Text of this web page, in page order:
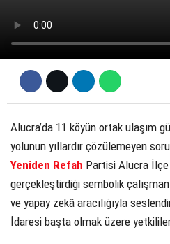
Alucra’da 11 köyün ortak ulaşım
yolunun yıllardır çözülemeyen
Yeniden Refah Partisi Alucra İlçe
gerçekleştirdiği sembolik
ve yapay zekâ aracılığıyla
İdaresi başta olmak üzere